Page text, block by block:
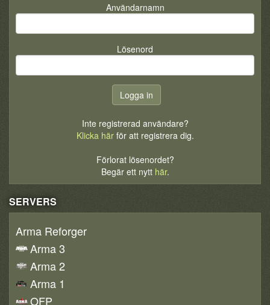
Användarnamn
Lösenord
Inte registrerad användare?
Klicka härför att registrera dig.
Förlorat lösenordet?
Begär ett nytt här.
SERVERS
Arma Reforger
Arma 3
Arma 2
Arma 1
OFP